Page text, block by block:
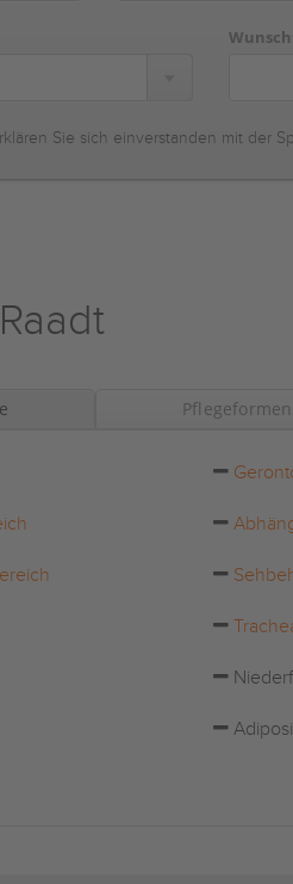
Sie sich einverstanden mit der
Pflegeformen